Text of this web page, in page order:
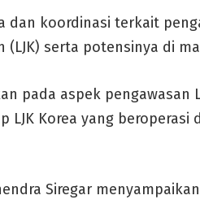
dan koordinasi terkait
(LJK) serta potensinya di
pada aspek pengawasan
Korea yang beroperasi
Siregar